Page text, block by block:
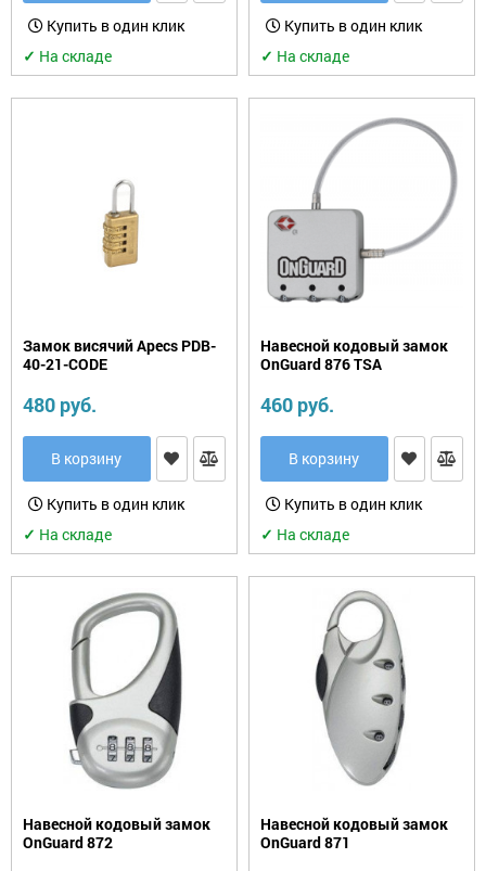
Купить в один клик
✓ На складе
Купить в один клик
✓ На складе
Замок висячий Apecs PDB-
40-21-CODE
480 руб.
В корзину
Купить в один клик
✓ На складе
Навесной кодовый замок
OnGuard 876 TSA
460 руб.
В корзину
Купить в один клик
✓ На складе
Навесной кодовый замок
OnGuard 872
Навесной кодовый замок
OnGuard 871